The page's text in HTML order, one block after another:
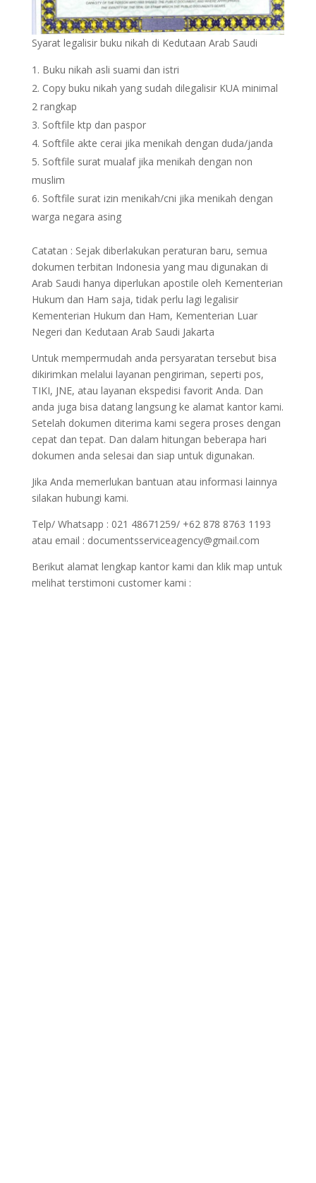
Syarat legalisir buku nikah di Kedutaan Arab Saudi
Buku nikah asli suami dan istri
Copy buku nikah yang sudah dilegalisir KUA minimal
2 rangkap
Softfile ktp dan paspor
Softfile akte cerai jika menikah dengan duda/janda
Softfile surat mualaf jika menikah dengan non
muslim
Softfile surat izin menikah/cni jika menikah dengan
warga negara asing
Catatan : Sejak diberlakukan peraturan baru, semua
dokumen terbitan Indonesia yang mau digunakan di
Arab Saudi hanya diperlukan apostile oleh Kementerian
Hukum dan Ham saja, tidak perlu lagi legalisir
Kementerian Hukum dan Ham, Kementerian Luar
Negeri dan Kedutaan Arab Saudi Jakarta
Untuk mempermudah anda persyaratan tersebut bisa
dikirimkan melalui layanan pengiriman, seperti pos,
TIKI, JNE, atau layanan ekspedisi favorit Anda. Dan
anda juga bisa datang langsung ke alamat kantor kami.
Setelah dokumen diterima kami segera proses dengan
cepat dan tepat. Dan dalam hitungan beberapa hari
dokumen anda selesai dan siap untuk digunakan.
Jika Anda memerlukan bantuan atau informasi lainnya
silakan hubungi kami.
Telp/ Whatsapp : 021 48671259/ +62 878 8763 1193
atau email : documentsserviceagency@gmail.com
Berikut alamat lengkap kantor kami dan klik map untuk
melihat terstimoni customer kami :